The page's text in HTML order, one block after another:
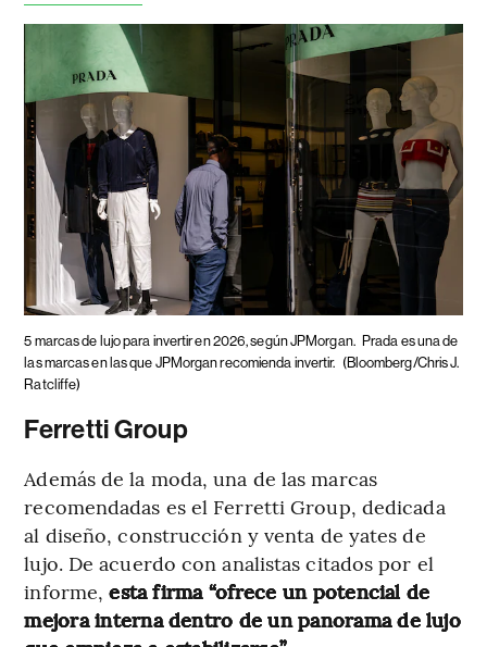
5 marcas de lujo para invertir en 2026, según JPMorgan. Prada es una de
las marcas en las que JPMorgan recomienda invertir. (Bloomberg/Chris J.
Ratcliffe)
Ferretti Group
Además de la moda, una de las marcas
recomendadas es el Ferretti Group, dedicada
al diseño, construcción y venta de yates de
lujo. De acuerdo con analistas citados por el
informe,esta firma “ofrece un potencial de
mejora interna dentro de un panorama de lujo